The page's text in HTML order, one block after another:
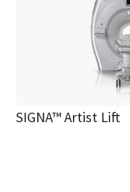
SIGNA™ Artist Lift